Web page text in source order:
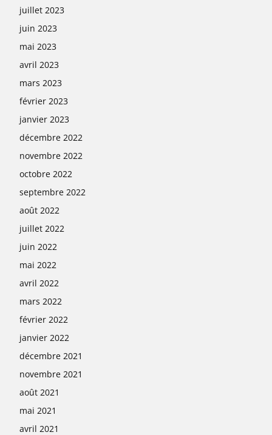
juillet 2023
juin 2023
mai 2023
avril 2023
mars 2023
février 2023
janvier 2023
décembre 2022
novembre 2022
octobre 2022
septembre 2022
août 2022
juillet 2022
juin 2022
mai 2022
avril 2022
mars 2022
février 2022
janvier 2022
décembre 2021
novembre 2021
août 2021
mai 2021
avril 2021